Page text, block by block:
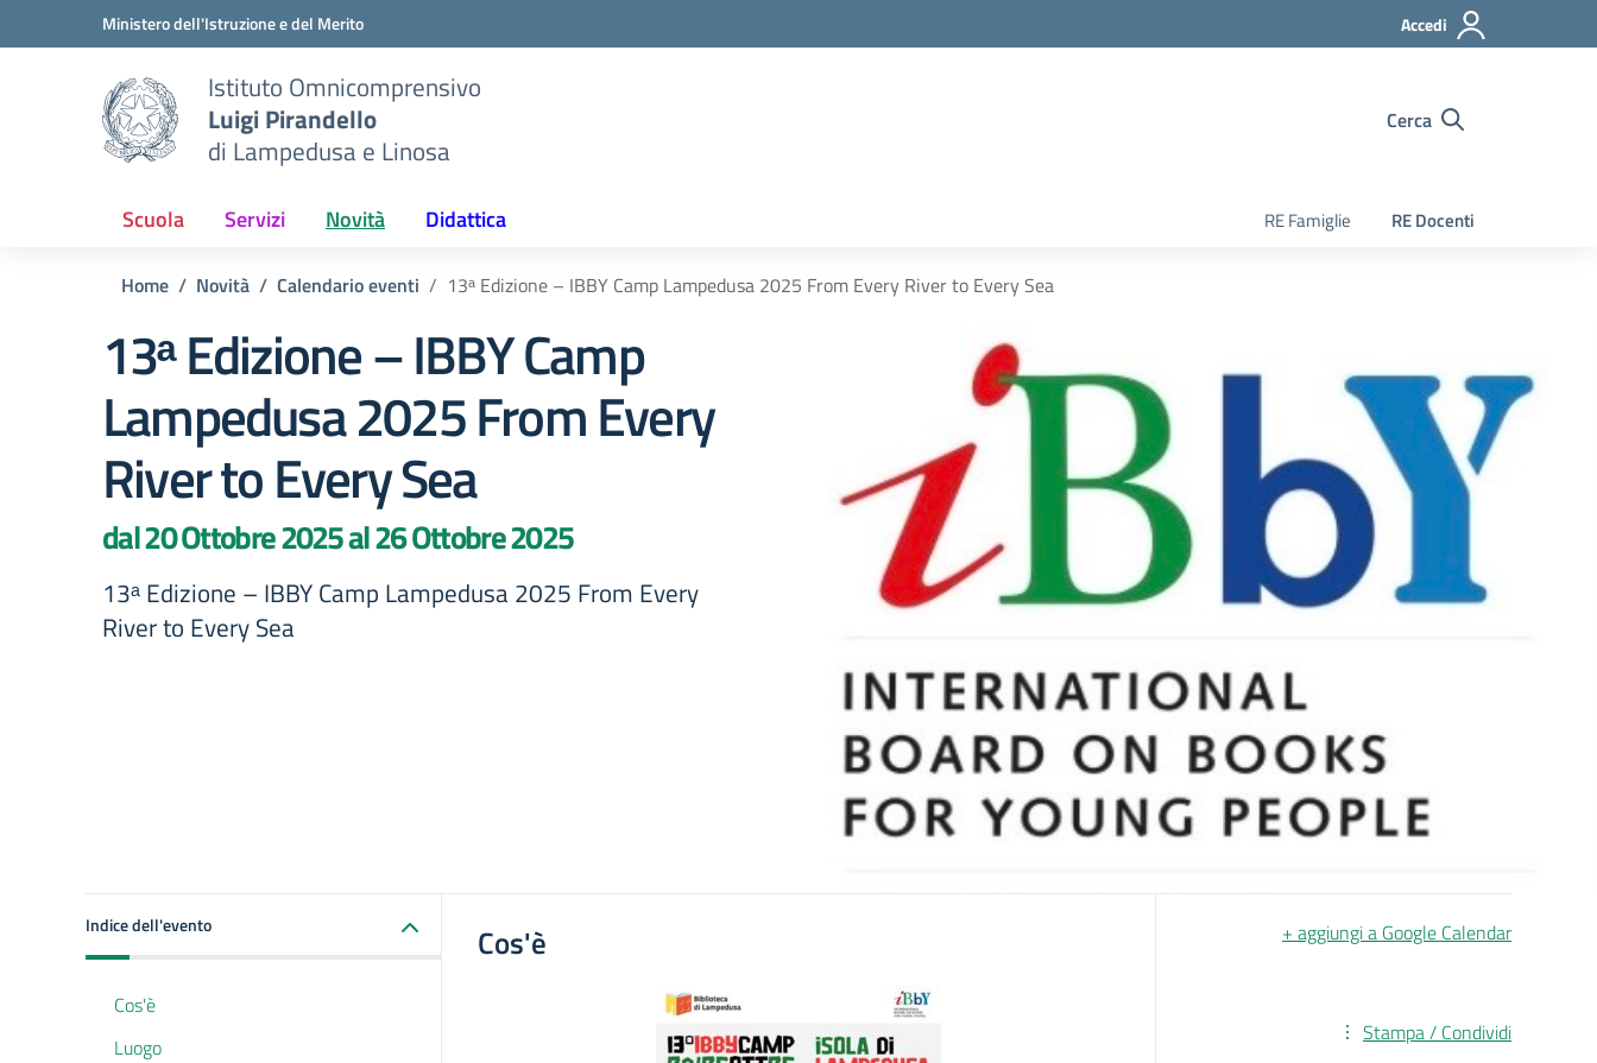
Vai ai contenuti
Vai al menu di navigazioneMinistero dell'Istruzione e del Merito Accedi
Istituto Omnicomprensivo
Luigi Pirandello
di Lampedusa e Linosa
Cerca
Scuola Servizi Novità Didattica RE Famiglie RE Docenti
Home Novità Calendario eventi 13ᵃ Edizione – IBBY Camp Lampedusa 2025 From Every River to Every Sea
13ᵃ Edizione – IBBY Camp
Lampedusa 2025 From Every
River to Every Sea
dal 20 Ottobre 2025 al 26 Ottobre 2025
13ᵃ Edizione – IBBY Camp Lampedusa 2025 From Every
River to Every Sea
Indice dell'evento
Cos'è
Luogo
Cos'è + aggiungi a Google Calendar
Stampa / Condividi